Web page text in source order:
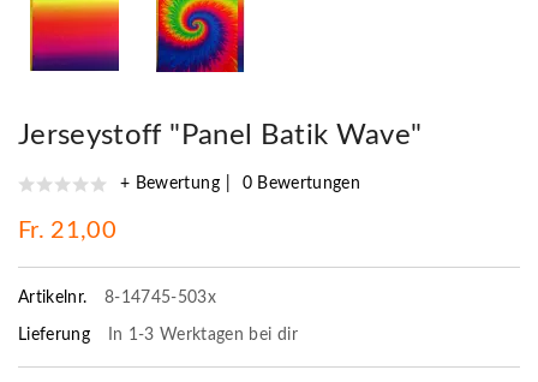
Jerseystoff "Panel Batik Wave"
+ Bewertung 0 Bewertungen
Fr. 21,00
Artikelnr. 8-14745-503x
Lieferung In 1-3 Werktagen bei dir